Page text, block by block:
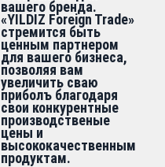
вашего бренда.
«YILDIZ Foreign Trade»
стремится быть
ценным партнером
для вашего бизнеса,
позволяя вам
увеличить сваю
приболъ благодаря
свои конкурентные
производственые
цены и
высококачественным
продуктам.